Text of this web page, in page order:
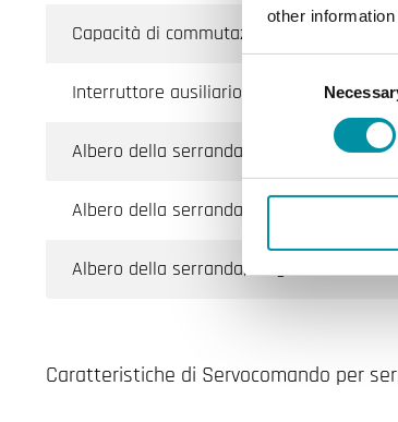
other
Capacità di commutazione (Ausiliario)
Interruttore ausiliario
Albero della serranda, tondo
Albero della serranda, quadrato
Albero della serranda, lunghezza min
Caratteristiche di Servocomando per